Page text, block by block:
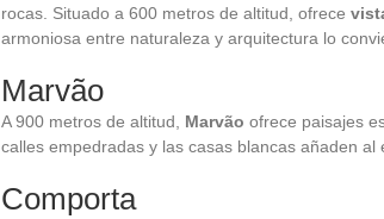
rocas. Situado a 600 metros de altitud, ofrece
armoniosa entre naturaleza y arquitectura lo
Marvão
A 900 metros de altitud, Marvão ofrece paisajes
calles empedradas y las casas blancas añaden al
Comporta